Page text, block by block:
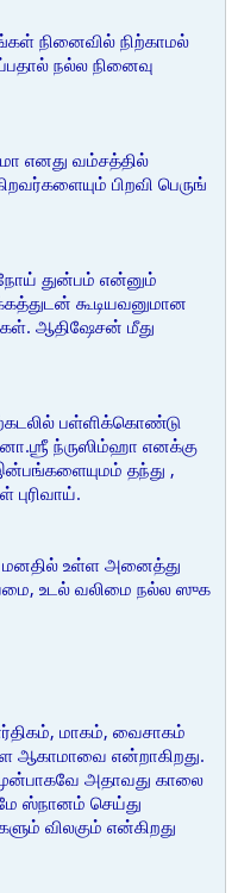
நினைவில் நிற்காமல்
நல்ல நினைவு
எனது வம்சத்தில்
பிறவி பெருங்
துன்பம் என்னும்
கூடியவனுமான
ஆதிஷேசன் மீது
பள்ளிக்கொண்டு
ந்ருஸிம்ஹா எனக்கு
தந்து ,
மனதில் உள்ள அனைத்து
உடல் வலிமை நல்ல ஸுக
மாகம், வைசாகம்
ஆகாமாவை என்றாகிறது.
அதாவது காலை
ஸ்நானம் செய்து
விலகும் என்கிறது